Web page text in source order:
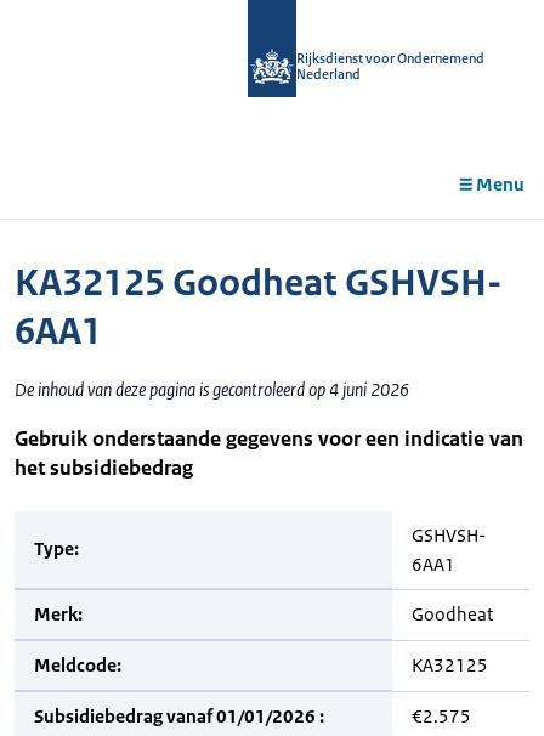
Rijksdienst voor Ondernemend
Nederland
Menu
KA32125 Goodheat GSHVSH-
6AA1
De inhoud van deze pagina is gecontroleerd op 4 juni 2026
Gebruik onderstaande gegevens voor een indicatie van
het subsidiebedrag
Type:
GSHVSH-
6AA1
Merk: Goodheat
Meldcode: KA32125
Subsidiebedrag vanaf 01/01/2026 : €2.575